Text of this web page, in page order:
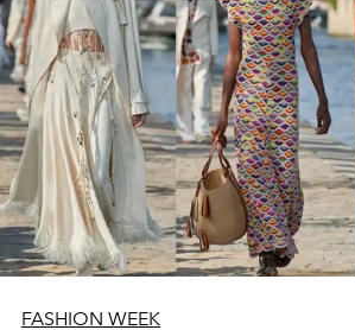
FASHION WEEK